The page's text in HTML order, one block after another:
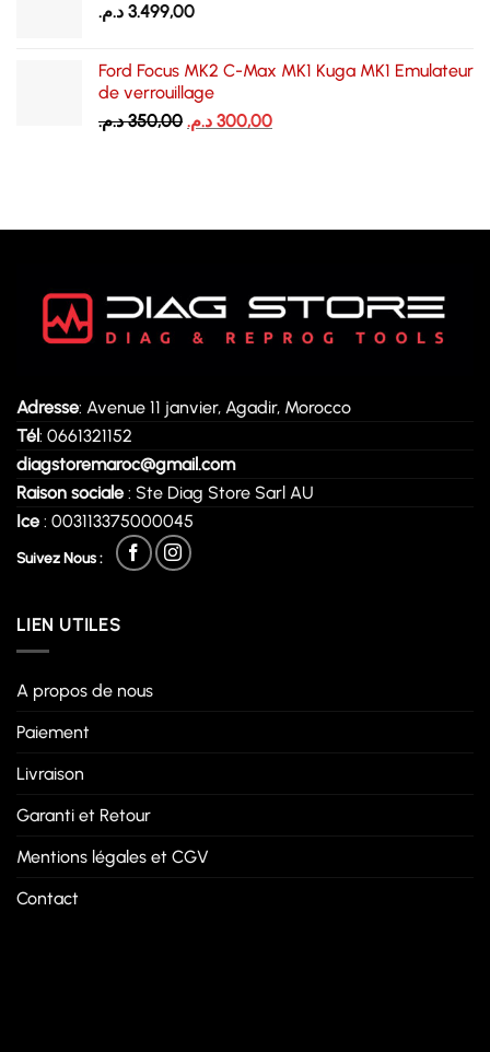
3.499,00 د.م.
Ford Focus MK2 C-Max MK1 Kuga MK1 Emulateur
de verrouillage
350,00 د.م.
Le
300,00 د.م.
Le
Adresse: Avenue 11 janvier, Agadir, Morocco
Tél: 0661321152
diagstoremaroc@gmail.com
Raison sociale : Ste Diag Store Sarl AU
Ice : 003113375000045
Suivez Nous :
LIEN UTILES
A propos de nous
Paiement
Livraison
Garanti et Retour
Mentions légales et CGV
Contact